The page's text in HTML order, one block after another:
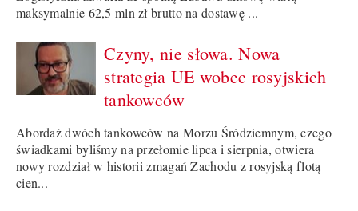
maksymalnie 62,5 mln zł brutto na dostawę ...
Czyny, nie słowa. Nowa
strategia UE wobec rosyjskich
tankowców
Abordaż dwóch tankowców na Morzu Śródziemnym, czego
świadkami byliśmy na przełomie lipca i sierpnia, otwiera
nowy rozdział w historii zmagań Zachodu z rosyjską flotą
cien...